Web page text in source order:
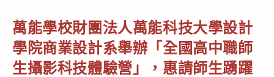
萬能學校財團法人萬能科技大學設計
學院商業設計系舉辦「全國高中職師
生攝影科技體驗營」，惠請師生踴躍